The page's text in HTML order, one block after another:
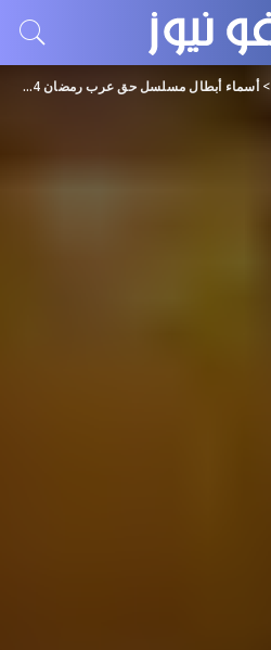
>أسماء أبطال مسلسل حق عرب رمضان 2024.. طاقم العمل